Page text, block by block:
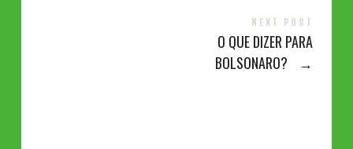
NEXT POST
O QUE DIZER PARA
BOLSONARO?
→